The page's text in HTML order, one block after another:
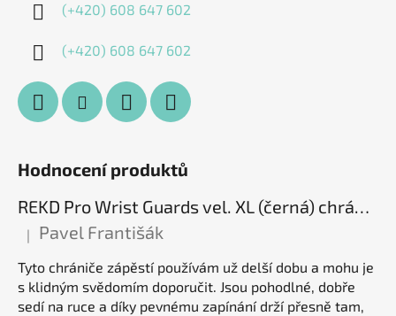
(+420) 608 647 602
(+420) 608 647 602
Hodnocení produktů
REKD Pro Wrist Guards vel. XL (černá) chrániče zápěstí
Hodnocení produktu je 5 z 5 hvězdiček.
| Pavel Františák
Tyto chrániče zápěstí používám už delší dobu a mohu je
s klidným svědomím doporučit. Jsou pohodlné, dobře
sedí na ruce a díky pevnému zapínání drží přesně tam,